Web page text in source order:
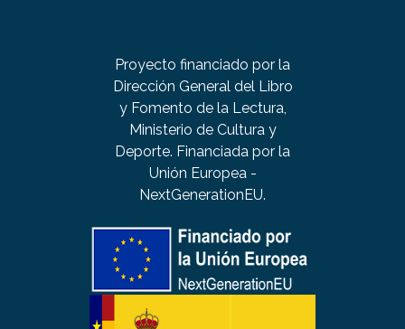
Proyecto financiado por la
Dirección General del Libro
y Fomento de la Lectura,
Ministerio de Cultura y
Deporte. Financiada por la
Unión Europea -
NextGenerationEU.